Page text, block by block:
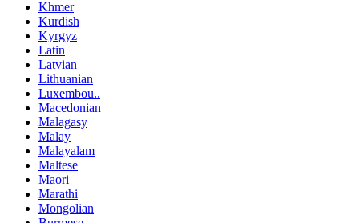
Khmer
Kurdish
Kyrgyz
Latin
Latvian
Lithuanian
Luxembou..
Macedonian
Malagasy
Malay
Malayalam
Maltese
Maori
Marathi
Mongolian